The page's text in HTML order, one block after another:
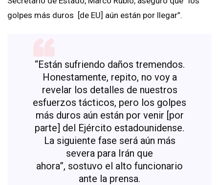
golpes más duros [de EU] aún están por llegar”.
“Están sufriendo daños tremendos.
Honestamente, repito, no voy a
revelar los detalles de nuestros
esfuerzos tácticos, pero los golpes
más duros aún están por venir [por
parte] del Ejército estadounidense.
La siguiente fase será aún más
severa para Irán que
ahora”, sostuvo el alto funcionario
ante la prensa.